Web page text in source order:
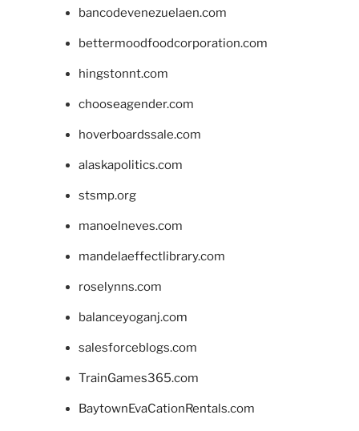
bancodevenezuelaen.com
bettermoodfoodcorporation.com
hingstonnt.com
chooseagender.com
hoverboardssale.com
alaskapolitics.com
stsmp.org
manoelneves.com
mandelaeffectlibrary.com
roselynns.com
balanceyoganj.com
salesforceblogs.com
TrainGames365.com
BaytownEvaCationRentals.com